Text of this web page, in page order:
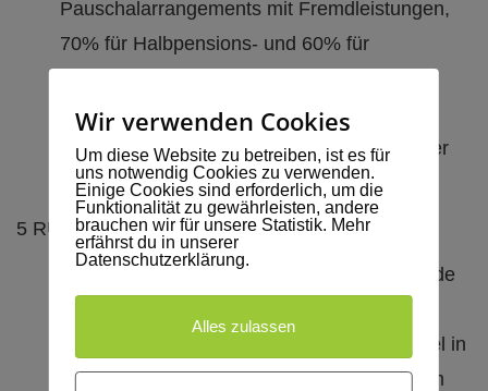
Pauschalarrangements mit Fremdleistungen,
70% für Halbpensions- und 60% für
Kunden steht der Nachweis frei, dass der
vorgenannte Anspruch nicht oder nicht in der
geforderten Höhe entstanden ist.
5 RÜCKTRITT DES HOTELS
5.1 Sofern vereinbart wurde, dass der Kunde
vom Vertrag zurücktreten kann, ist das Hotel in
diesem Zeitraum seinerseits berechtigt, vom
Wir verwenden Cookies
Um diese Website zu betreiben, ist es für
uns notwendig Cookies zu verwenden.
Einige Cookies sind erforderlich, um die
Funktionalität zu gewährleisten, andere
brauchen wir für unsere Statistik. Mehr
erfährst du in unserer
Datenschutzerklärung.
Alles zulassen